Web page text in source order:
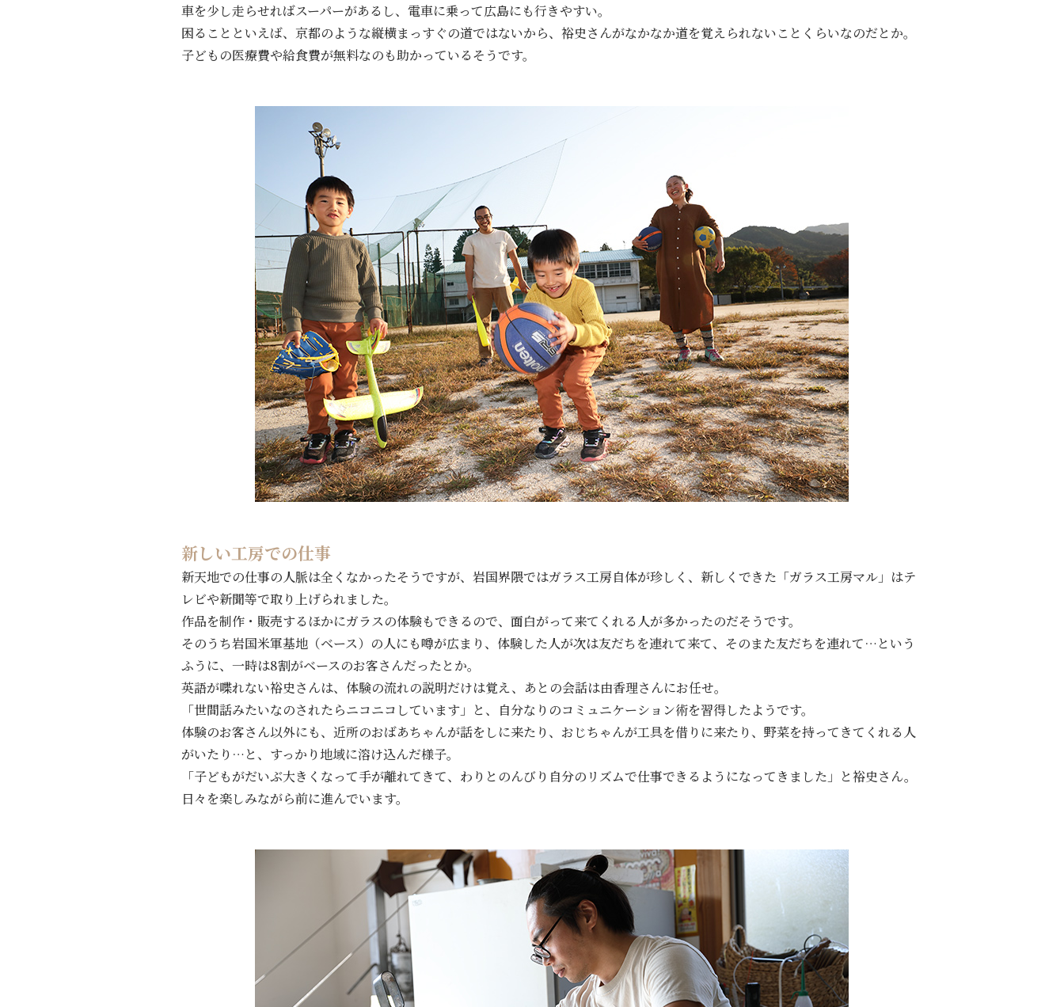
車を少し走らせればスーパーがあるし、電車に乗って広島にも行きやすい。
困ることといえば、京都のような縦横まっすぐの道ではないから、裕史さんがなかなか道を覚えられないことくらいなのだとか。
子どもの医療費や給食費が無料なのも助かっているそうです。
新しい工房での仕事
新天地での仕事の人脈は全くなかったそうですが、岩国界隈ではガラス工房自体が珍しく、新しくできた「ガラス工房マル」はテ
レビや新聞等で取り上げられました。
作品を制作・販売するほかにガラスの体験もできるので、面白がって来てくれる人が多かったのだそうです。
そのうち岩国米軍基地（ベース）の人にも噂が広まり、体験した人が次は友だちを連れて来て、そのまた友だちを連れて…という
ふうに、一時は8割がベースのお客さんだったとか。
英語が喋れない裕史さんは、体験の流れの説明だけは覚え、あとの会話は由香理さんにお任せ。
「世間話みたいなのされたらニコニコしています」と、自分なりのコミュニケーション術を習得したようです。
体験のお客さん以外にも、近所のおばあちゃんが話をしに来たり、おじちゃんが工具を借りに来たり、野菜を持ってきてくれる人
がいたり…と、すっかり地域に溶け込んだ様子。
「子どもがだいぶ大きくなって手が離れてきて、わりとのんびり自分のリズムで仕事できるようになってきました」と裕史さん。
日々を楽しみながら前に進んでいます。